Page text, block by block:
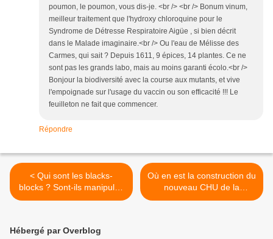
poumon, le poumon, vous dis-je. <br /> <br /> Bonum vinum,
meilleur traitement que l'hydroxy chloroquine pour le
Syndrome de Détresse Respiratoire Aigüe , si bien décrit
dans le Malade imaginaire.<br /> Ou l'eau de Mélisse des
Carmes, qui sait ? Depuis 1611, 9 épices, 14 plantes. Ce ne
sont pas les grands labo, mais au moins garanti écolo.<br />
Bonjour la biodiversité avec la course aux mutants, et vive
l'empoignade sur l'usage du vaccin ou son efficacité !!! Le
feuilleton ne fait que commencer.
Répondre
< Qui sont les blacks-
blocks ? Sont-ils manipulés
par le gouvernement ? Par
Où en est la construction du
nouveau CHU de la
Guadeloupe ? >
Hébergé par Overblog